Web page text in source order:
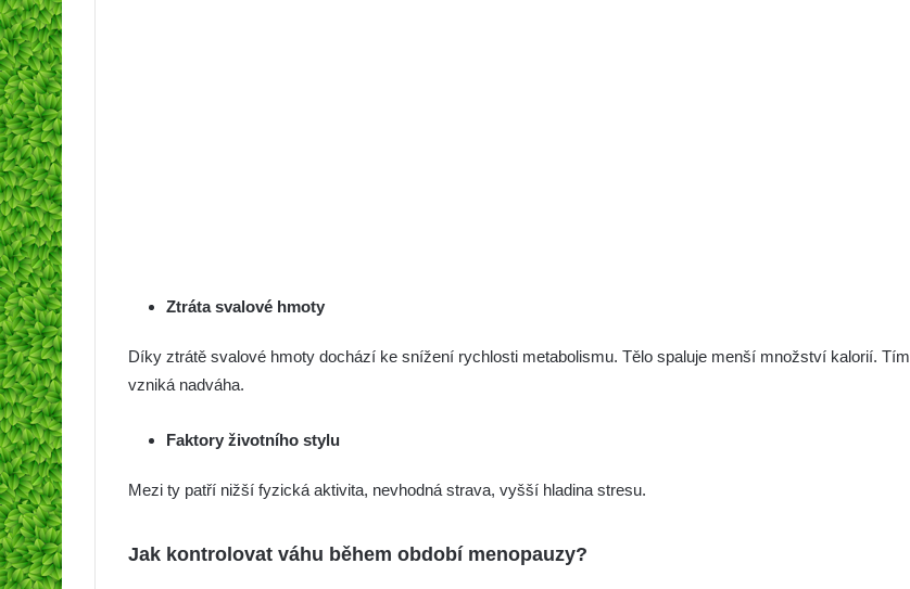
Ztráta svalové hmoty
Díky ztrátě svalové hmoty dochází ke snížení rychlosti metabolismu. Tělo spaluje menší množství kalorií. Tím
vzniká nadváha.
Faktory životního stylu
Mezi ty patří nižší fyzická aktivita, nevhodná strava, vyšší hladina stresu.
Jak kontrolovat váhu během období menopauzy?